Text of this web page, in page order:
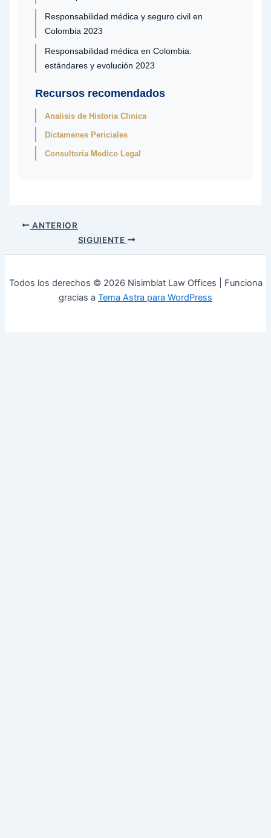
Responsabilidad médica y seguro civil en
Colombia 2023
Responsabilidad médica en Colombia:
estándares y evolución 2023
Recursos recomendados
Analisis de Historia Clinica
Dictamenes Periciales
Consultoria Medico Legal
ANTERIOR
SIGUIENTE
Todos los derechos © 2026 Nisimblat Law Offices | Funciona
gracias a Tema Astra para WordPress